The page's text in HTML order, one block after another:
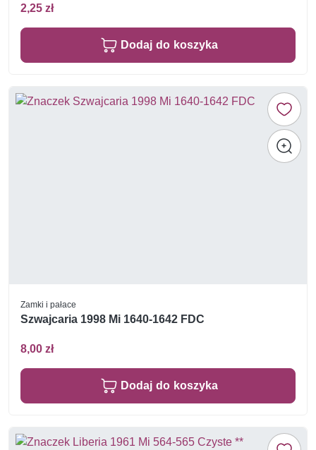
2,25 zł
Dodaj do koszyka
Zamki i pałace
Szwajcaria 1998 Mi 1640-1642 FDC
8,00 zł
Dodaj do koszyka